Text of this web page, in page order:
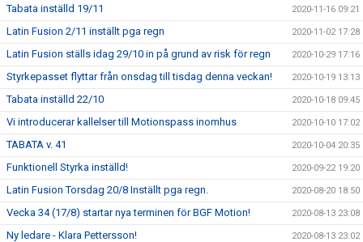
Tabata inställd 19/11 2020-11-16 09:21
Latin Fusion 2/11 inställt pga regn 2020-11-02 17:28
Latin Fusion ställs idag 29/10 in på grund av risk för regn 2020-10-29 17:16
Styrkepasset flyttar från onsdag till tisdag denna veckan! 2020-10-19 13:13
Tabata inställd 22/10 2020-10-18 09:45
Vi introducerar kallelser till Motionspass inomhus 2020-10-10 17:02
TABATA v. 41 2020-10-04 20:35
Funktionell Styrka inställd! 2020-09-22 19:20
Latin Fusion Torsdag 20/8 Inställt pga regn. 2020-08-20 18:50
Vecka 34 (17/8) startar nya terminen för BGF Motion! 2020-08-13 23:08
Ny ledare - Klara Pettersson! 2020-08-13 23:02